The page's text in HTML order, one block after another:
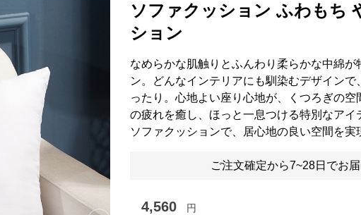
ソファクッション ふわもち
ション
なめらかな肌触りとふんわり柔らかな中綿が
ン。どんなインテリアにも馴染むデザイン
ったり。心地よい座り心地が、くつろぎの空
の疲れを癒し、ほっと一息つける特別なアイ
ソファクッションで、居心地の良い空間を実
ご注文確定から7~28日でお
4,560 円